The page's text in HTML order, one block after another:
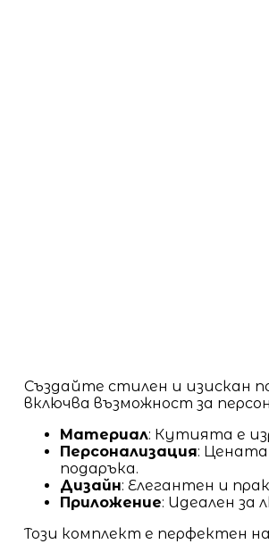
Създайте стилен и изискан
включва възможност за
Материал: Кутията е
Персонализация:
подаръка.
Дизайн: Елегантен и
Приложение: Идеален за
Този комплект е перфектен